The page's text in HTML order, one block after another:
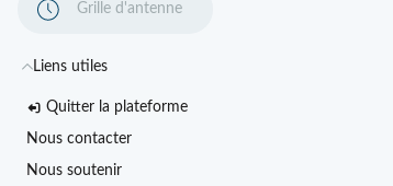
Grille d'antenne
Liens utiles
Quitter la plateforme
Nous contacter
Nous soutenir